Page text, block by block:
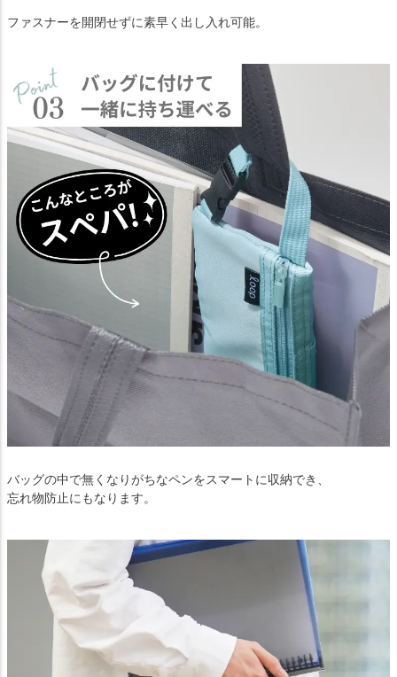
ファスナーを開閉せずに素早く出し入れ可能。
バッグの中で無くなりがちなペンをスマートに収納でき、
忘れ物防止にもなります。